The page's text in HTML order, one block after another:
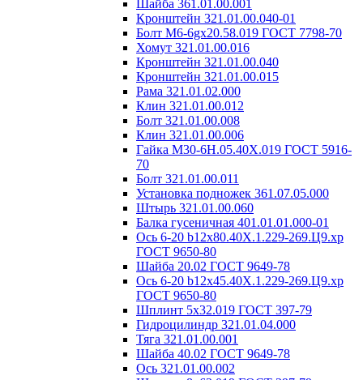
Шайба 361.01.00.001
Кронштейн 321.01.00.040-01
Болт М6-6gх20.58.019 ГОСТ 7798-70
Хомут 321.01.00.016
Кронштейн 321.01.00.040
Кронштейн 321.01.00.015
Рама 321.01.02.000
Клин 321.01.00.012
Болт 321.01.00.008
Клин 321.01.00.006
Гайка М30-6H.05.40Х.019 ГОСТ 5916-
70
Болт 321.01.00.011
Установка подножек 361.07.05.000
Штырь 321.01.00.060
Балка гусеничная 401.01.01.000-01
Ось 6-20 b12x80.40Х.1.229-269.Ц9.хр
ГОСТ 9650-80
Шайба 20.02 ГОСТ 9649-78
Ось 6-20 b12x45.40Х.1.229-269.Ц9.хр
ГОСТ 9650-80
Шплинт 5х32.019 ГОСТ 397-79
Гидроцилиндр 321.01.04.000
Тяга 321.01.00.001
Шайба 40.02 ГОСТ 9649-78
Ось 321.01.00.002